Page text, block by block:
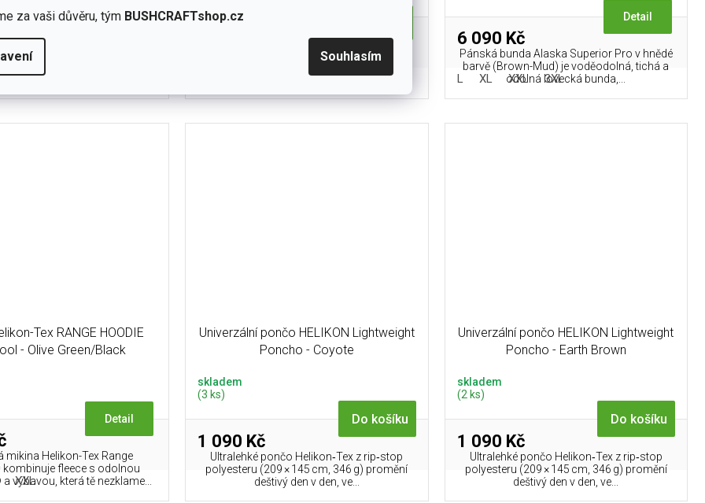
za vaši důvěru, tým BUSHCRAFTshop.cz
Souhlasím
Detail
fleecová bunda Helikon-Tex
teplo a pohodlí,...
XL XXL
Jednoduché připevnění k anorakům a
bundám BUFFALO Systems.
6 090 Kč
Detail
Pánská bunda Alaska Superior Pro v hnědé
barvě (Brown-Mud) je voděodolná, tichá a
odolná lovecká bunda,...
L XL XXL 3XL
Tex RANGE HOODIE
- Olive Green/Black
Detail
mikina Helikon-Tex Range
fleece s odolnou
výbavou, která tě nezklame...
XXL
Univerzální pončo HELIKON Lightweight
Poncho - Coyote
skladem
(3 ks)
1 090 Kč
Do košíku
Ultralehké pončo Helikon‑Tex z rip‑stop
polyesteru (209 × 145 cm, 346 g) promění
deštivý den v den, ve...
Univerzální pončo HELIKON Lightweight
Poncho - Earth Brown
skladem
(2 ks)
1 090 Kč
Do košíku
Ultralehké pončo Helikon‑Tex z rip‑stop
polyesteru (209 × 145 cm, 346 g) promění
deštivý den v den, ve...